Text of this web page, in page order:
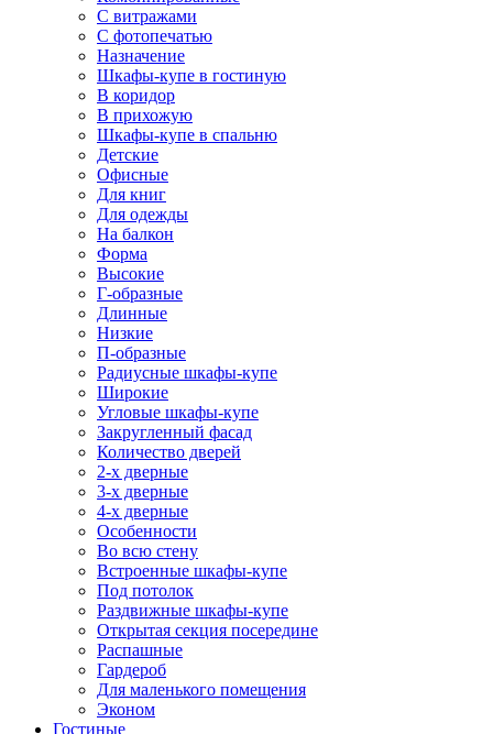
С витражами
С фотопечатью
Назначение
Шкафы-купе в гостиную
В коридор
В прихожую
Шкафы-купе в спальню
Детские
Офисные
Для книг
Для одежды
На балкон
Форма
Высокие
Г-образные
Длинные
Низкие
П-образные
Радиусные шкафы-купе
Широкие
Угловые шкафы-купе
Закругленный фасад
Количество дверей
2-х дверные
3-х дверные
4-х дверные
Особенности
Во всю стену
Встроенные шкафы-купе
Под потолок
Раздвижные шкафы-купе
Открытая секция посередине
Распашные
Гардероб
Для маленького помещения
Эконом
Гостиные